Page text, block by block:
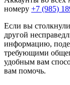
номеру +7 (985)
Если вы
другой
информацию,
требующими
удобным вам
вам помочь.